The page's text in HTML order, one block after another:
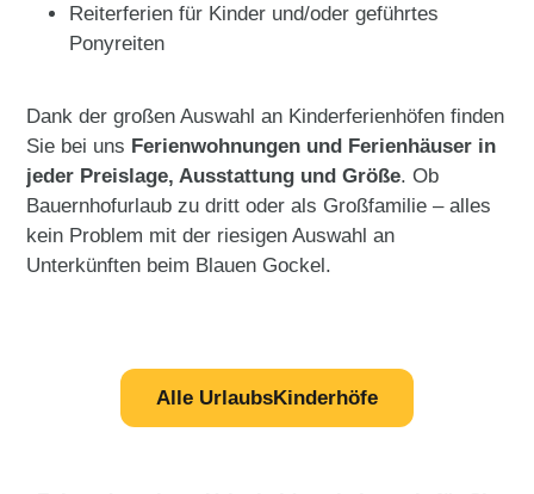
Reiterferien für Kinder und/oder geführtes
Ponyreiten
Dank der großen Auswahl an Kinderferienhöfen finden
Sie bei uns Ferienwohnungen und Ferienhäuser in
jeder Preislage, Ausstattung und Größe. Ob
Bauernhofurlaub zu dritt oder als Großfamilie – alles
kein Problem mit der riesigen Auswahl an
Unterkünften beim Blauen Gockel.
Alle UrlaubsKinderhöfe